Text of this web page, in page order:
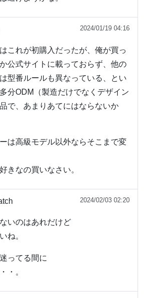
2024/01/19 04:16
これが初購入だったが、俺が買っ
公式サイトに載っておらず、他の
型番ルールも異なっている、とい
分ODM（製造だけでなくデザイン
で、あまりあてにはならないか
は高級モデル以外ならそこまで変
きなの買いなさい。
2024/02/03 02:20
いのはあれだけど
ね。
ってる間に
・。